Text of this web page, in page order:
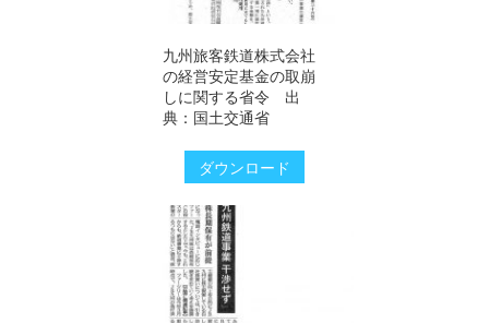
九州旅客鉄道株式会社
の経営安定基金の取崩
しに関する省令 出
典：国土交通省
ダウンロード